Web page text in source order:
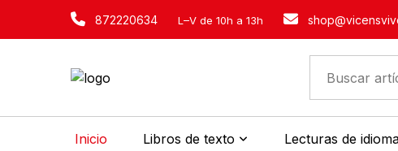
872220634 L–V de 10h a 13h
Inicio Libros de texto Lecturas de